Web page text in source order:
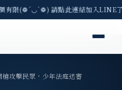
有限(❁´◡`❁) 請點此連結加入LINE
槍攻擊民眾，少年法庭送審